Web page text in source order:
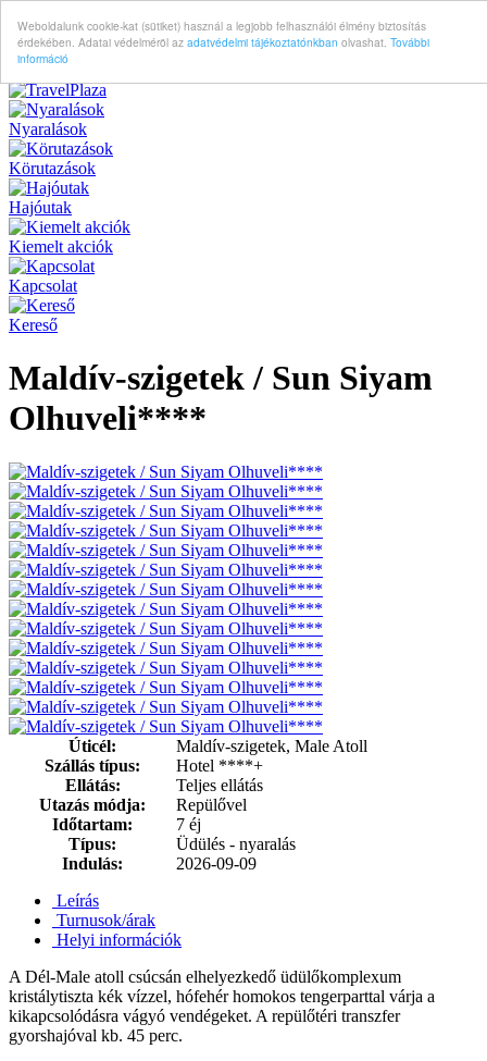
Weboldalunk cookie-kat (sütiket) használ a legjobb felhasználói élmény biztosítás
érdekében. Adatai védelméröl az adatvédelmi tájékoztatónkban olvashat. További
információ
Nyaralások
Körutazások
Hajóutak
Kiemelt akciók
Kapcsolat
Kereső
Maldív-szigetek / Sun Siyam
Olhuveli****
Úticél:
Maldív-szigetek, Male Atoll
Szállás típus:
Hotel ****+
Ellátás:
Teljes ellátás
Utazás módja:
Repülővel
Időtartam:
7 éj
Típus:
Üdülés - nyaralás
Indulás:
2026-09-09
Leírás
Turnusok/árak
Helyi információk
A Dél-Male atoll csúcsán elhelyezkedő üdülőkomplexum
kristálytiszta kék vízzel, hófehér homokos tengerparttal várja a
kikapcsolódásra vágyó vendégeket. A repülőtéri transzfer
gyorshajóval kb. 45 perc.